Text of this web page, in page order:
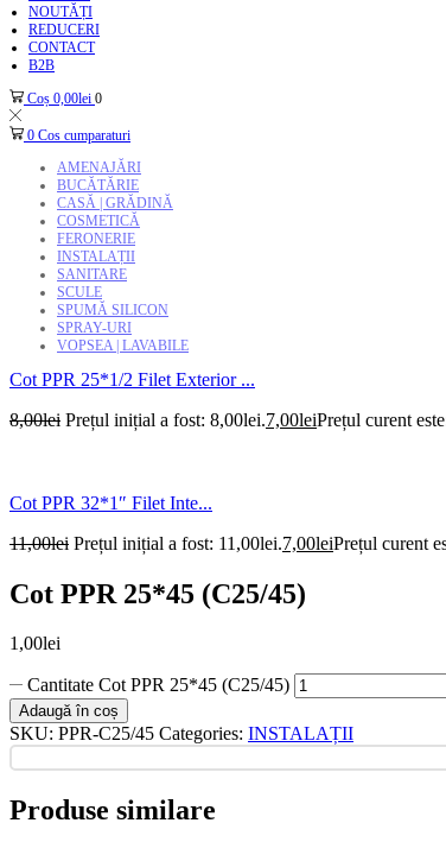
NOUTĂȚI
REDUCERI
CONTACT
B2B
Coș 0,00lei 0
0 Cos cumparaturi
AMENAJĂRI
BUCĂTĂRIE
CASĂ | GRĂDINĂ
COSMETICĂ
FERONERIE
INSTALAȚII
SANITARE
SCULE
SPUMĂ SILICON
SPRAY-URI
VOPSEA | LAVABILE
Cot PPR 25*1/2 Filet Exterior ...
8,00lei Prețul inițial a fost: 8,00lei.7,00leiPrețul curent
Cot PPR 32*1″ Filet Inte...
11,00lei Prețul inițial a fost: 11,00lei.7,00leiPrețul curent
Cot PPR 25*45 (C25/45)
1,00lei
Cantitate Cot PPR 25*45 (C25/45)
Adaugă în coș
SKU: PPR-C25/45 Categories: INSTALAȚII
Produse similare